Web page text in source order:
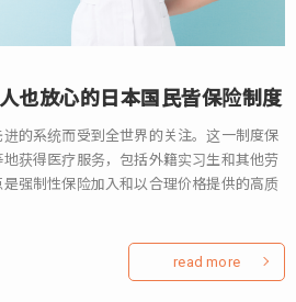
也放心的日本国民皆保险制度
的系统而受到全世界的关注。这一制度保
获得医疗服务，包括外籍实习生和其他劳
强制性保险加入和以合理价格提供的高质
read more